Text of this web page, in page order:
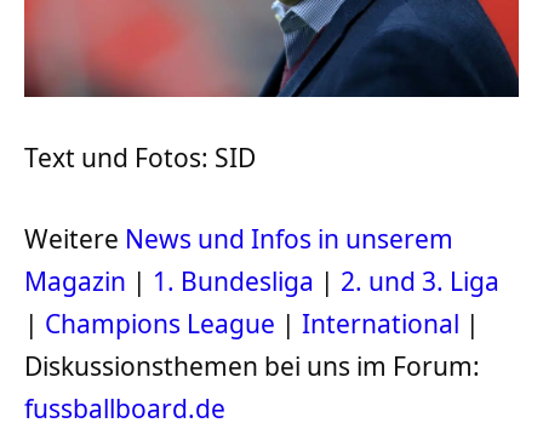
Text und Fotos: SID
Weitere News und Infos in unserem
Magazin | 1. Bundesliga | 2. und 3. Liga
| Champions League | International |
Diskussionsthemen bei uns im Forum:
fussballboard.de